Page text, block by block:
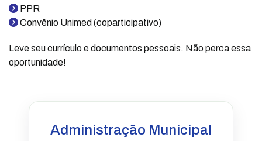
PPR
Convênio Unimed (coparticipativo)
Leve seu currículo e documentos pessoais. Não perca essa
oportunidade!
Administração Municipal